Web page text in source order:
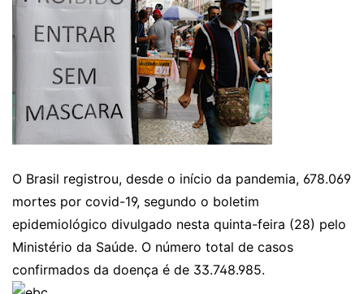
O Brasil registrou, desde o início da pandemia, 678.069
mortes por covid-19, segundo o boletim
epidemiológico divulgado nesta quinta-feira (28) pelo
Ministério da Saúde. O número total de casos
confirmados da doença é de 33.748.985.